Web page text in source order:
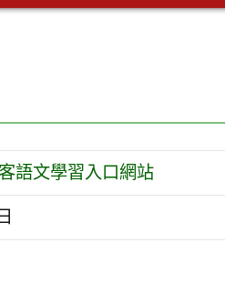
語文學習入口網站